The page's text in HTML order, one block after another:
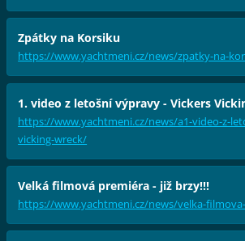
Zpátky na Korsiku
https://www.yachtmeni.cz/news/zpatky-na-
1. video z letošní výpravy - Vickers
https://www.yachtmeni.cz/news/a1-video-z-
vicking-wreck/
Velká filmová premiéra - již brzy!!!
https://www.yachtmeni.cz/news/velka-